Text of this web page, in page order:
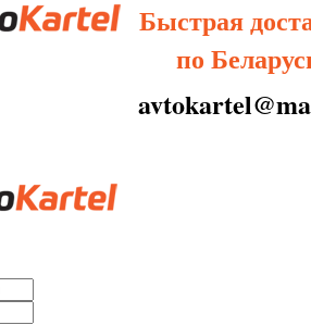
Быстрая
по